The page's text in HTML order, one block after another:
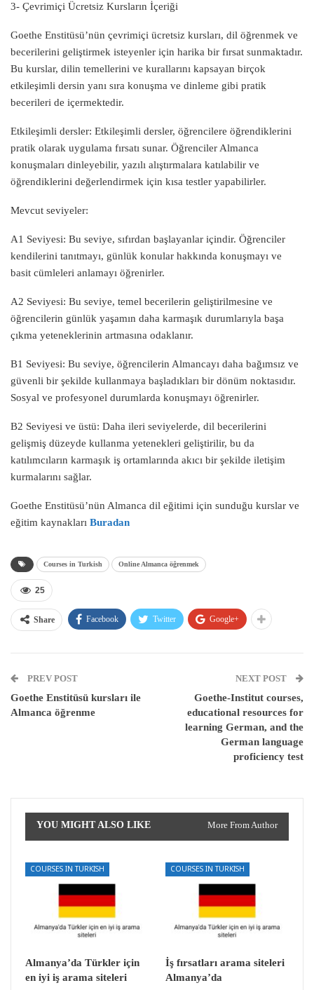
3- Çevrimiçi Ücretsiz Kursların İçeriği
Goethe Enstitüsü’nün çevrimiçi ücretsiz kursları, dil öğrenmek ve
becerilerini geliştirmek isteyenler için harika bir fırsat sunmaktadır.
Bu kurslar, dilin temellerini ve kurallarını kapsayan birçok
etkileşimli dersin yanı sıra konuşma ve dinleme gibi pratik
becerileri de içermektedir.
Etkileşimli dersler: Etkileşimli dersler, öğrencilere öğrendiklerini
pratik olarak uygulama fırsatı sunar. Öğrenciler Almanca
konuşmaları dinleyebilir, yazılı alıştırmalara katılabilir ve
öğrendiklerini değerlendirmek için kısa testler yapabilirler.
Mevcut seviyeler:
A1 Seviyesi: Bu seviye, sıfırdan başlayanlar içindir. Öğrenciler
kendilerini tanıtmayı, günlük konular hakkında konuşmayı ve
basit cümleleri anlamayı öğrenirler.
A2 Seviyesi: Bu seviye, temel becerilerin geliştirilmesine ve
öğrencilerin günlük yaşamın daha karmaşık durumlarıyla başa
çıkma yeteneklerinin artmasına odaklanır.
B1 Seviyesi: Bu seviye, öğrencilerin Almancayı daha bağımsız ve
güvenli bir şekilde kullanmaya başladıkları bir dönüm noktasıdır.
Sosyal ve profesyonel durumlarda konuşmayı öğrenirler.
B2 Seviyesi ve üstü: Daha ileri seviyelerde, dil becerilerini
gelişmiş düzeyde kullanma yetenekleri geliştirilir, bu da
katılımcıların karmaşık iş ortamlarında akıcı bir şekilde iletişim
kurmalarını sağlar.
Goethe Enstitüsü’nün Almanca dil eğitimi için sunduğu kurslar ve
eğitim kaynakları Buradan
Courses in Turkish Online Almanca öğrenmek
25
Share Facebook Twitter Google+
PREV POST
Goethe Enstitüsü kursları ile
Almanca öğrenme
NEXT POST
Goethe-Institut courses,
educational resources for
learning German, and the
German language
proficiency test
YOU MIGHT ALSO LIKE More From Author
COURSES IN TURKISH
Almanya’da Türkler için
en iyi iş arama siteleri
COURSES IN TURKISH
İş fırsatları arama siteleri
Almanya’da